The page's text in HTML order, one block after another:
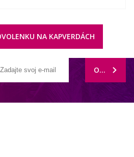
NA KAPVERDÁCH
ODOBERAŤ